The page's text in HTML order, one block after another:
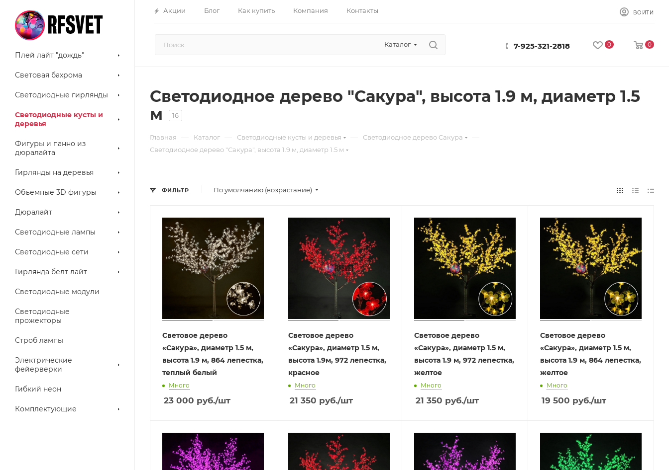
Акции Блог Как купить Компания Контакты ВОЙТИ
Каталог 7-925-321-2818 0 0
Плей лайт "дождь"
Световая бахрома
Светодиодные гирлянды
Светодиодные кусты и
деревья
Фигуры и панно из
дюралайта
Гирлянды на деревья
Объемные 3D фигуры
Дюралайт
Светодиодные лампы
Светодиодные сети
Гирлянда белт лайт
Светодиодные модули
Светодиодные
прожекторы
Строб лампы
Электрические
фейерверки
Гибкий неон
Комплектующие
Светодиодное дерево "Сакура", высота 1.9 м, диаметр 1.5
м
16
Главная — Каталог — Светодиодные кусты и деревья — Светодиодное дерево Сакура —
Светодиодное дерево "Сакура", высота 1.9 м, диаметр 1.5 м
ФИЛЬТР По умолчанию (возрастание)
Световое дерево
«Сакура», диаметр 1.5 м,
высота 1.9 м, 864 лепестка,
теплый белый
Много
23 000 руб./шт
Световое дерево
«Сакура», диаметр 1.5 м,
высота 1.9м, 972 лепестка,
красное
Много
21 350 руб./шт
Световое дерево
«Сакура», диаметр 1.5 м,
высота 1.9 м, 972 лепестка,
желтое
Много
21 350 руб./шт
Световое дерево
«Сакура», диаметр 1.5 м,
высота 1.9 м, 864 лепестка,
желтое
Много
19 500 руб./шт